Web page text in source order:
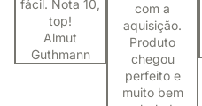
fácil. Nota 10,
top!
Almut
Guthmann
com a
aquisição.
Produto
chegou
perfeito e
muito bem